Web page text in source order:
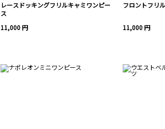
レースドッキングフリルキャミワンピー
ス
11,000 円
フロントフリ
11,000 円